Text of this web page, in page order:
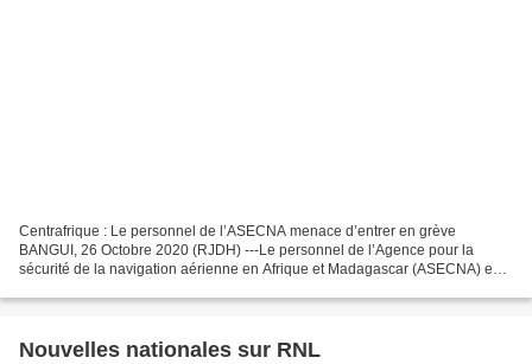
Centrafrique : Le personnel de l’ASECNA menace d’entrer en grève
BANGUI, 26 Octobre 2020 (RJDH) ---Le personnel de l’Agence pour la
sécurité de la navigation aérienne en Afrique et Madagascar (ASECNA) en
Nouvelles nationales sur RNL